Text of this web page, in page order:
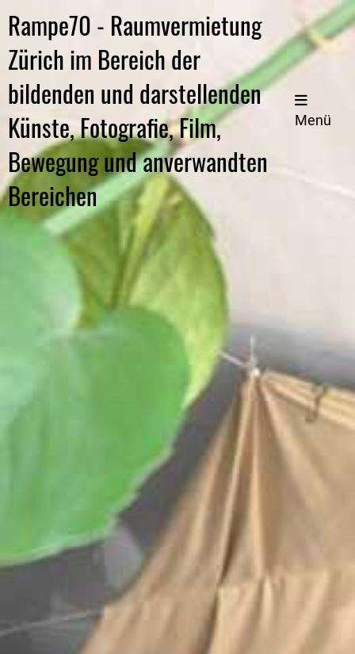
Rampe70 - Raumvermietung
Zürich im Bereich der
bildenden und darstellenden
Künste, Fotografie, Film,
Bewegung und anverwandten
Bereichen
Menü